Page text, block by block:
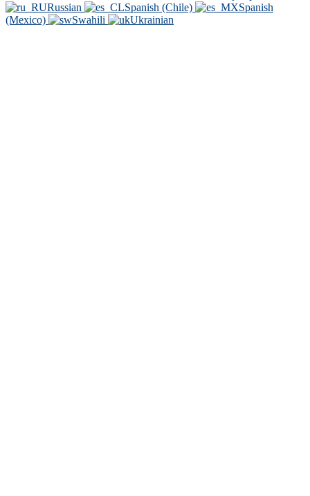
Russian
Spanish (Chile)
Spanish
(Mexico)
Swahili Ukrainian